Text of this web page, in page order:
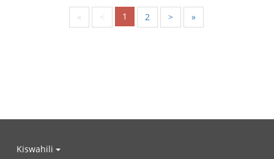
« < 1 2 > »
Kiswahili